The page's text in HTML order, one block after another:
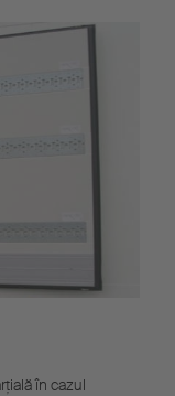
în cazul